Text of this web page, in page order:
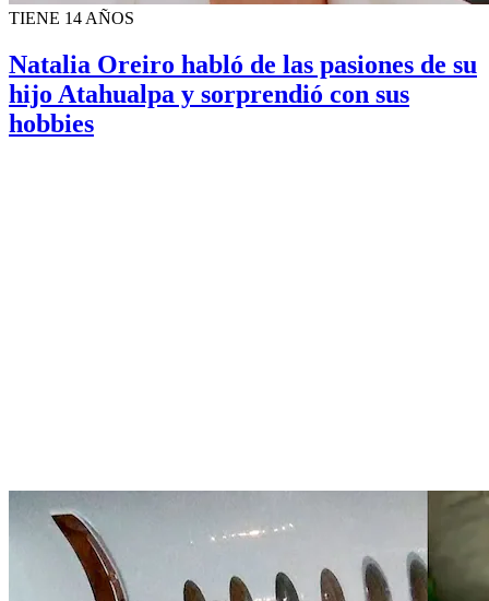
TIENE 14 AÑOS
Natalia Oreiro habló de las pasiones de su
hijo Atahualpa y sorprendió con sus
hobbies